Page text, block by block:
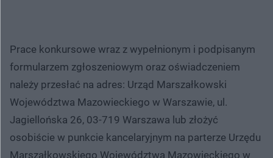
Prace konkursowe wraz z wypełnionym i podpisanym
formularzem zgłoszeniowym oraz oświadczeniem
należy przesłać na adres: Urząd Marszałkowski
Województwa Mazowieckiego w Warszawie, ul.
Jagiellońska 26, 03-719 Warszawa lub złożyć
osobiście w punkcie kancelaryjnym na parterze Urzędu
Marszałkowskiego Województwa Mazowieckiego w